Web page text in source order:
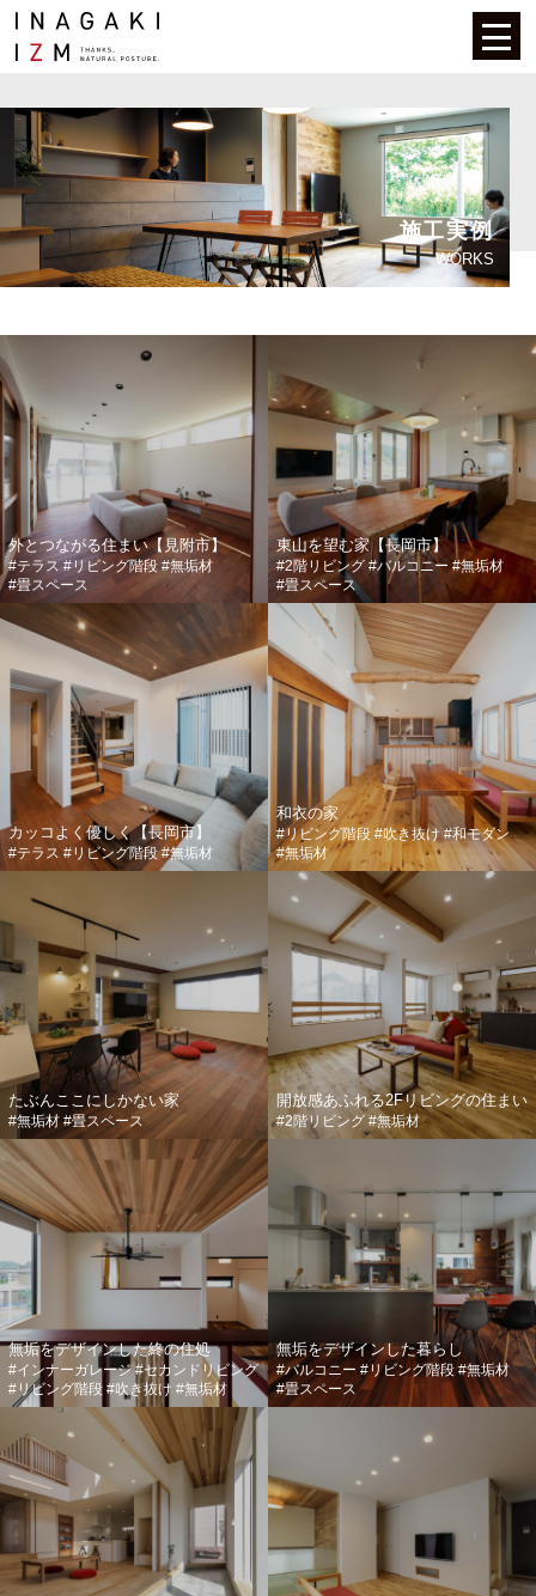
施工実例
WORKS
外とつながる住まい【見附市】
#テラス #リビング階段 #無垢材
#畳スペース
東山を望む家【長岡市】
#2階リビング #バルコニー #無垢材
#畳スペース
カッコよく優しく【長岡市】
#テラス #リビング階段 #無垢材
和衣の家
#リビング階段 #吹き抜け #和モダン
#無垢材
たぶんここにしかない家
#無垢材 #畳スペース
開放感あふれる2Fリビングの住まい
#2階リビング #無垢材
無垢をデザインした終の住処
#インナーガレージ #セカンドリビング
#リビング階段 #吹き抜け #無垢材
無垢をデザインした暮らし
#バルコニー #リビング階段 #無垢材
#畳スペース